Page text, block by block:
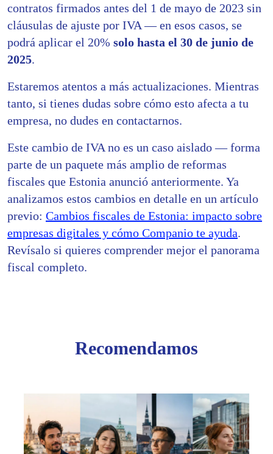
contratos firmados antes del 1 de mayo de 2023 sin
cláusulas de ajuste por IVA — en esos casos, se
podrá aplicar el 20% solo hasta el 30 de junio de
2025.
Estaremos atentos a más actualizaciones. Mientras
tanto, si tienes dudas sobre cómo esto afecta a tu
empresa, no dudes en contactarnos.
Este cambio de IVA no es un caso aislado — forma
parte de un paquete más amplio de reformas
fiscales que Estonia anunció anteriormente. Ya
analizamos estos cambios en detalle en un artículo
previo: Cambios fiscales de Estonia: impacto sobre
empresas digitales y cómo Companio te ayuda.
Revísalo si quieres comprender mejor el panorama
fiscal completo.
Recomendamos
ser